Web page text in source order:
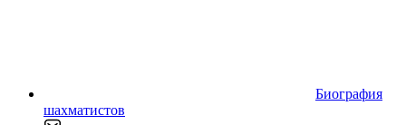
Биография
шахматистов